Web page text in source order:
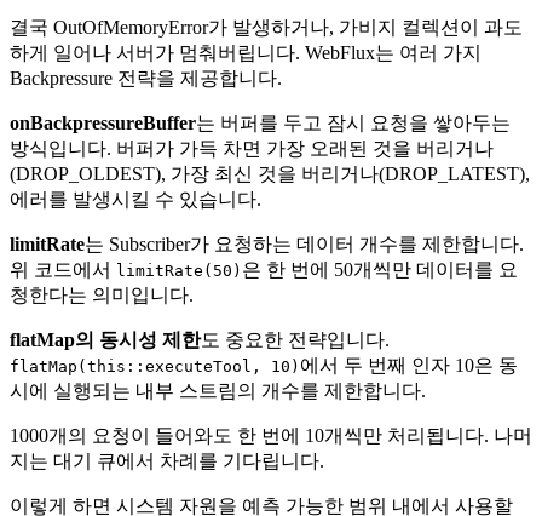
결국 OutOfMemoryError가 발생하거나, 가비지 컬렉션이 과도
하게 일어나 서버가 멈춰버립니다. WebFlux는 여러 가지
Backpressure 전략을 제공합니다.
onBackpressureBuffer는 버퍼를 두고 잠시 요청을 쌓아두는
방식입니다. 버퍼가 가득 차면 가장 오래된 것을 버리거나
(DROP_OLDEST), 가장 최신 것을 버리거나(DROP_LATEST),
에러를 발생시킬 수 있습니다.
limitRate는 Subscriber가 요청하는 데이터 개수를 제한합니다.
위 코드에서 limitRate(50) 은 한 번에 50개씩만 데이터를 요
청한다는 의미입니다.
flatMap의 동시성 제한도 중요한 전략입니다.
flatMap(this::executeTool, 10) 에서 두 번째 인자 10은 동
시에 실행되는 내부 스트림의 개수를 제한합니다.
1000개의 요청이 들어와도 한 번에 10개씩만 처리됩니다. 나머
지는 대기 큐에서 차례를 기다립니다.
이렇게 하면 시스템 자원을 예측 가능한 범위 내에서 사용할